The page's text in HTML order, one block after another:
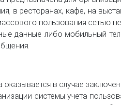
в ресторанах, кафе, на
пользования сетью
данные либо мобильный
оказывается в случае
системы учета